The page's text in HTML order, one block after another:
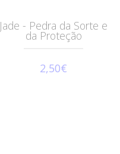
Jade - Pedra da Sorte e
da Proteção
2,50€